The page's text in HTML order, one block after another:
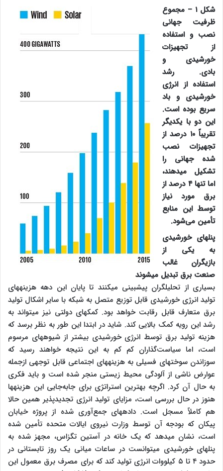
شکل ۱ – مجموع
ظرفیت جهانی
نصب و استفاده
از تجهیزات
خورشیدی و
بادی. رشد
استفاده از انرژی
خورشیدی و باد
سریع بوده است.
این دو با یکدیگر
تقریباً ۱۰ درصد از
تجهیزات نصب
شده جهانی را
تشکیل می‎دهند،
اما تنها ۴ درصد از
برق مورد نیاز
توسط این منابع
تأمین می‌شود.
پنل‎های خورشیدی
به یکی از
بازیگران غالب
صنعت برق تبدیل می‎شوند
بسیاری از تحلیل‎گران پیش‎بینی می‎کنند تا پایان این دهه هزینه‎های
تولید انرژی خورشیدی قابل توزیع متصل به شبکه با سایر اشکال تولید
برق متعارف قابل رقابت خواهد بود. کمک‎های دولتی نیز می‎تواند به
رشد این رویه کمک بالایی کند. شاید در ابتدا این طور به نظر برسد که
هزینه تولید برق توسط انرژی خورشیدی بیشتر از شیوه‎های مرسوم
است، اما سیاست‌گذاران کم کم به این نتیجه خواهند رسید که
سوزاندن سوخت‎های فسیلی به هزینه‎های اجتماعی قابل توجهی ازجمله
عوارض ناشی از آلودگی محیط زیستی منجر شده است و باید فکری
به حال آن کرد. اگرچه بهترین استراتژی برای جابه‌جایی این هزینه‎ها
هنوز در حال بررسی است، مزایای تولید انرژی تجدیدپذیر همین حالا
هم کاملاً مسجل است. داده‎های جمع‌آوری شده از پروژه خیابان
پی‎کان که بودجه آن توسط وزارت نیروی ایالات متحده تأمین شده
است، نشان می‎دهد که یک خانه در آستین تگزاس، مجهز شده به
پنل‎های خورشیدی می‎توانست در ساعات میانی یک روز تابستانی در
حدود ۴ تا ۵ کیلووات انرژی تولید کند که برای مصرف برق معمول این